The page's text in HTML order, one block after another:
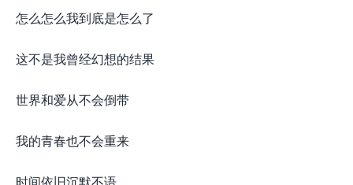
怎么怎么我到底是怎么了
这不是我曾经幻想的结果
世界和爱从不会倒带
我的青春也不会重来